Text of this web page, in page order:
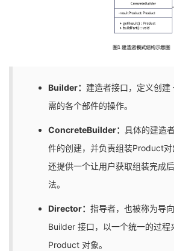
Builder： 建造者接口，定义创
需的各个部件的操作。
ConcreteBuilder： 具体的建造
件的创建，并负责组装Product
还提供一个让用户获取组装完成
法。
Director： 指导者，也被称为导
Builder 接口，以一个统一的过程
Product 对象。